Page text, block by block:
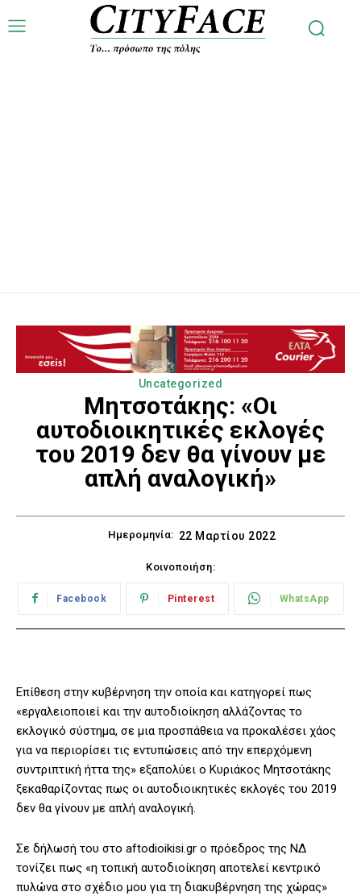
Uncategorized
Μητσοτάκης: «Οι
αυτοδιοικητικές εκλογές
του 2019 δεν θα γίνουν με
απλή αναλογική»
Ημερομηνία: 22 Μαρτίου 2022
Κοινοποιήση:
Facebook Pinterest WhatsApp
Επίθεση στην κυβέρνηση την οποία και κατηγορεί πως
«εργαλειοποιεί και την αυτοδιοίκηση αλλάζοντας το
εκλογικό σύστημα, σε μια προσπάθεια να προκαλέσει χάος
για να περιορίσει τις εντυπώσεις από την επερχόμενη
συντριπτική ήττα της» εξαπολύει ο Κυριάκος Μητσοτάκης
ξεκαθαρίζοντας πως οι αυτοδιοικητικές εκλογές του 2019
δεν θα γίνουν με απλή αναλογική.
Σε δήλωσή του στο aftodioikisi.gr ο πρόεδρος της ΝΔ
τονίζει πως «η τοπική αυτοδιοίκηση αποτελεί κεντρικό
πυλώνα στο σχέδιο μου για τη διακυβέρνηση της χώρας»